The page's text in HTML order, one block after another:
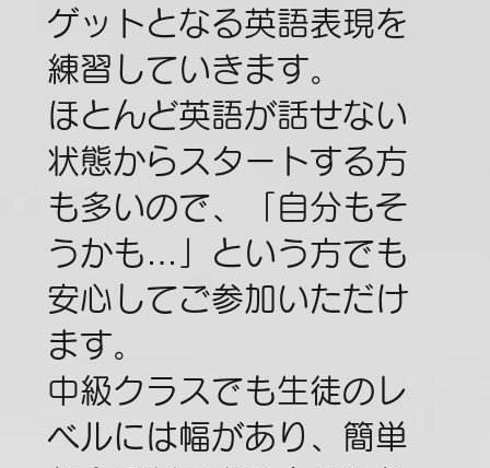
ゲットとなる英語表現を
練習していきます。
ほとんど英語が話せない
状態からスタートする方
も多いので、「自分もそ
うかも…」という方でも
安心してご参加いただけ
ます。
中級クラスでも生徒のレ
ベルには幅があり、簡単